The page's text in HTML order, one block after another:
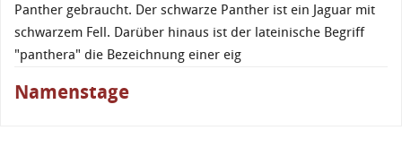
Panther gebraucht. Der schwarze Panther ist ein Jaguar mit
schwarzem Fell. Darüber hinaus ist der lateinische Begriff
"panthera" die Bezeichnung einer eig
Namenstage